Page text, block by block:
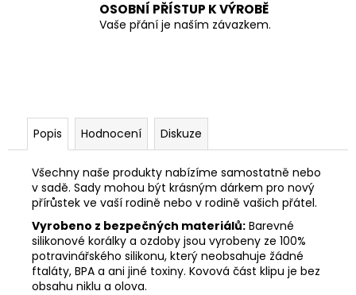
OSOBNÍ PŘÍSTUP K VÝROBĚ
Vaše přání je naším závazkem.
Popis Hodnocení Diskuze
Všechny naše produkty nabízíme samostatně nebo
v sadě. Sady mohou být krásným dárkem pro nový
přírůstek ve vaší rodině nebo v rodině vašich přátel.
Vyrobeno z bezpečných materiálů: Barevné
silikonové korálky a ozdoby jsou vyrobeny ze 100%
potravinářského silikonu, který neobsahuje žádné
ftaláty, BPA a ani jiné toxiny. Kovová část klipu je bez
obsahu niklu a olova.